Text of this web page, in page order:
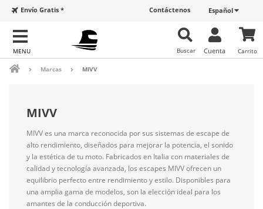
Español
Contáctenos
Envío Gratis *
Carrito
Cuenta
Buscar
Marcas MIVV
MIVV
MIVV es una marca reconocida por sus sistemas de escape de
alto rendimiento, diseñados para mejorar la potencia, el sonido
y la estética de tu moto. Fabricados en Italia con materiales de
calidad y tecnología avanzada, los escapes MIVV ofrecen un
equilibrio perfecto entre rendimiento y estilo. Disponibles para
una amplia gama de modelos, son la elección ideal para los
amantes de la conducción deportiva.